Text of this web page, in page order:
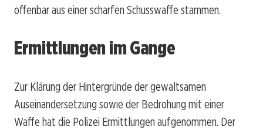
offenbar aus einer scharfen Schusswaffe stammen.
Ermittlungen im Gange
Zur Klärung der Hintergründe der gewaltsamen
Auseinandersetzung sowie der Bedrohung mit einer
Waffe hat die Polizei Ermittlungen aufgenommen. Der